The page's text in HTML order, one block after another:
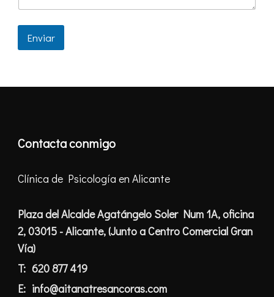
Enviar
Contacta conmigo
Clínica de Psicología en Alicante
Plaza del Alcalde Agatángelo Soler Num 1A, oficina
2, 03015 - Alicante, (Junto a Centro Comercial Gran
Vía)
T: 620 877 419
E: info@aitanatresancoras.com